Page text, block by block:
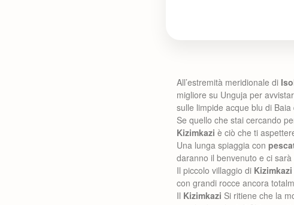
All’estremità meridionale di
migliore su Unguja per
sulle limpide acque blu di
Se quello che stai cercando
Kizimkazi è ciò che ti
Una lunga spiaggia con
daranno il benvenuto e ci
Il piccolo villaggio di Kizimkazi
con grandi rocce ancora
Il Kizimkazi Si ritiene che la